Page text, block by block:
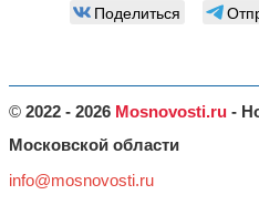
Поделиться
© 2022 - 2026 Mosnovosti.ru -
Московской области
info@mosnovosti.ru